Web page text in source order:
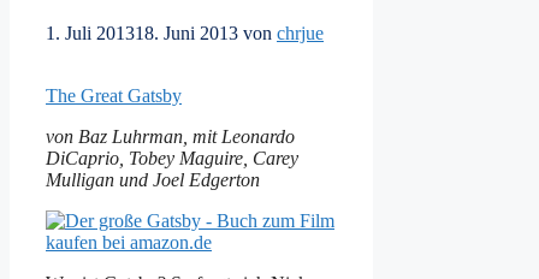
1. Juli 201318. Juni 2013 von chrjue
The Great Gatsby
von Baz Luhrman, mit Leonardo
DiCaprio, Tobey Maguire, Carey
Mulligan und Joel Edgerton